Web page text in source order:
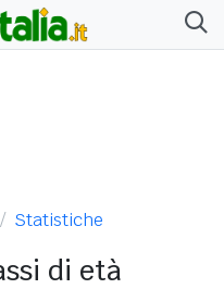
Statistiche
di età